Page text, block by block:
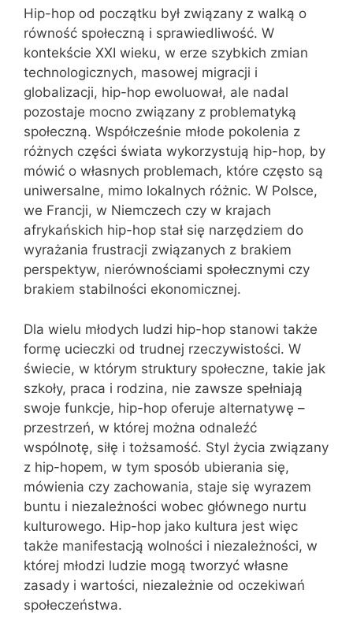
Hip-hop od początku był związany z walką o
równość społeczną i sprawiedliwość. W
kontekście XXI wieku, w erze szybkich zmian
technologicznych, masowej migracji i
globalizacji, hip-hop ewoluował, ale nadal
pozostaje mocno związany z problematyką
społeczną. Współcześnie młode pokolenia z
różnych części świata wykorzystują hip-hop, by
mówić o własnych problemach, które często są
uniwersalne, mimo lokalnych różnic. W Polsce,
we Francji, w Niemczech czy w krajach
afrykańskich hip-hop stał się narzędziem do
wyrażania frustracji związanych z brakiem
perspektyw, nierównościami społecznymi czy
brakiem stabilności ekonomicznej.
Dla wielu młodych ludzi hip-hop stanowi także
formę ucieczki od trudnej rzeczywistości. W
świecie, w którym struktury społeczne, takie jak
szkoły, praca i rodzina, nie zawsze spełniają
swoje funkcje, hip-hop oferuje alternatywę –
przestrzeń, w której można odnaleźć
wspólnotę, siłę i tożsamość. Styl życia związany
z hip-hopem, w tym sposób ubierania się,
mówienia czy zachowania, staje się wyrazem
buntu i niezależności wobec głównego nurtu
kulturowego. Hip-hop jako kultura jest więc
także manifestacją wolności i niezależności, w
której młodzi ludzie mogą tworzyć własne
zasady i wartości, niezależnie od oczekiwań
społeczeństwa.